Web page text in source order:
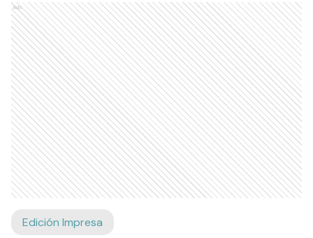
Ads
Edición Impresa